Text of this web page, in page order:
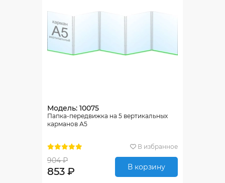
Модель: 10075
Папка-передвижка на 5 вертикальных
карманов А5
В избранное
904 ₽
853 ₽ В корзину